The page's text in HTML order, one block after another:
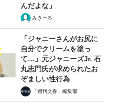
んだよな」
みきーる
「ジャニーさんがお尻に
自分でクリームを塗っ
て…」元ジャニーズJr. 石
丸志門氏が求められたお
ぞましい性行為
「週刊文春」編集部